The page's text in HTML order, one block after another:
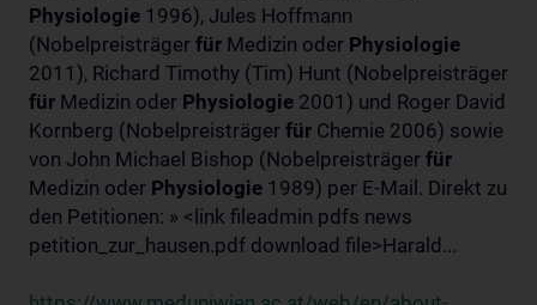
Physiologie 1996), Jules Hoffmann
(Nobelpreisträger für Medizin oder Physiologie
2011), Richard Timothy (Tim) Hunt (Nobelpreisträger
für Medizin oder Physiologie 2001) und Roger David
Kornberg (Nobelpreisträger für Chemie 2006) sowie
von John Michael Bishop (Nobelpreisträger für
Medizin oder Physiologie 1989) per E-Mail. Direkt zu
den Petitionen: » <link fileadmin pdfs news
petition_zur_hausen.pdf download file>Harald...